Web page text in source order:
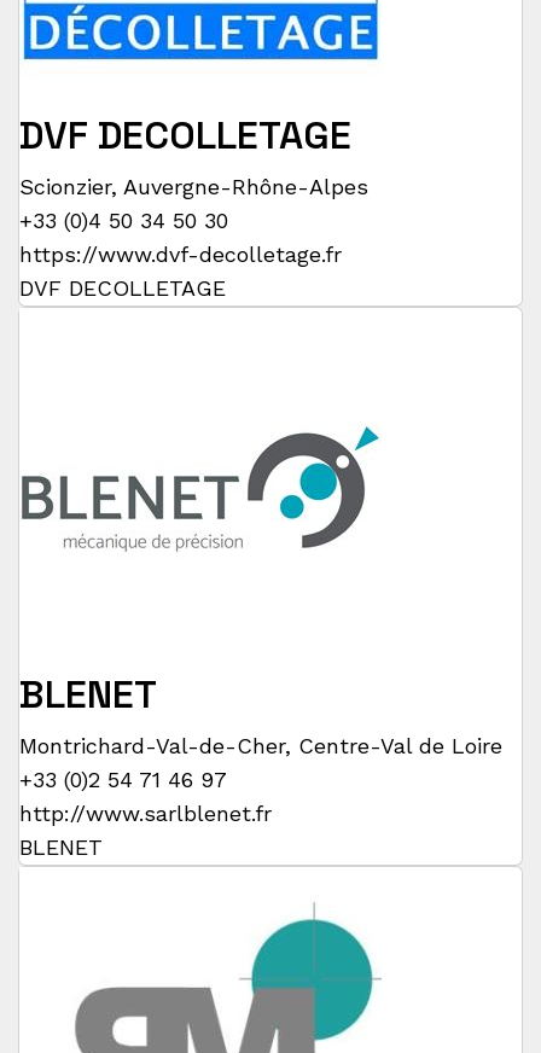
DVF DECOLLETAGE
Scionzier, Auvergne-Rhône-Alpes
+33 (0)4 50 34 50 30
https://www.dvf-decolletage.fr
DVF DECOLLETAGE
BLENET
Montrichard-Val-de-Cher, Centre-Val de Loire
+33 (0)2 54 71 46 97
http://www.sarlblenet.fr
BLENET